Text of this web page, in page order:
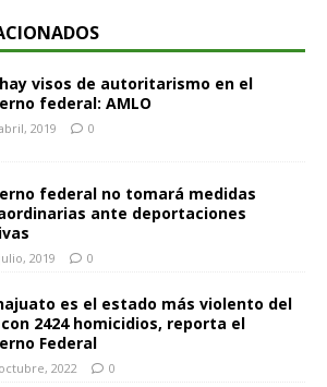
visos de autoritarismo en el
federal: AMLO
2019 0
federal no tomará medidas
ante deportaciones
2019 0
es el estado más violento del
2424 homicidios, reporta el
Federal
2022 0